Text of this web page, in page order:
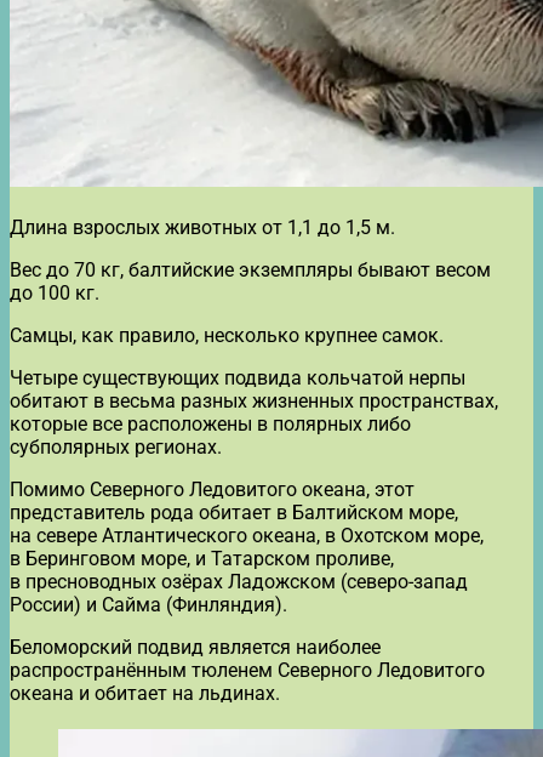
Длина взрослых животных от 1,1 до 1,5 м.
Вес до 70 кг, балтийские экземпляры бывают весом
до 100 кг.
Самцы, как правило, несколько крупнее самок.
Четыре существующих подвида кольчатой нерпы
обитают в весьма разных жизненных пространствах,
которые все расположены в полярных либо
субполярных регионах.
Помимо Северного Ледовитого океана, этот
представитель рода обитает в Балтийском море,
на севере Атлантического океана, в Охотском море,
в Беринговом море, и Татарском проливе,
в пресноводных озёрах Ладожском (северо-запад
России) и Сайма (Финляндия).
Беломорский подвид является наиболее
распространённым тюленем Северного Ледовитого
океана и обитает на льдинах.